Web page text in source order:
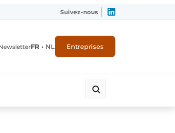
Suivez-nous
FR • NL Entreprises